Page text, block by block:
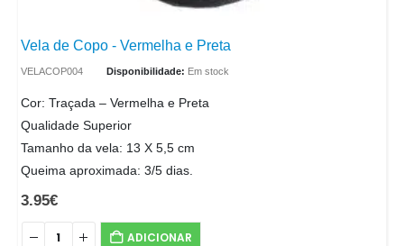
Vela de Copo - Vermelha e Preta
VELACOP004 Disponibilidade: Em stock
Cor: Traçada – Vermelha e Preta
Qualidade Superior
Tamanho da vela: 13 X 5,5 cm
Queima aproximada: 3/5 dias.
3.95€
ADICIONAR